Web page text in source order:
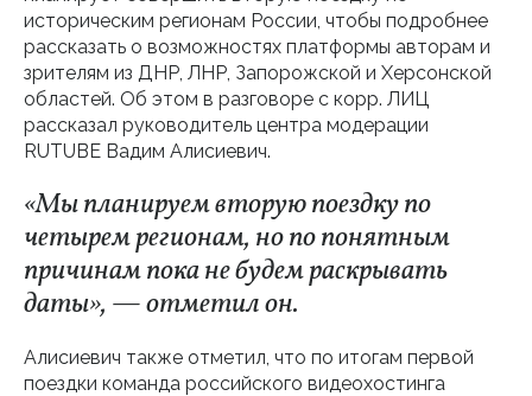
историческим регионам России, чтобы подробнее
рассказать о возможностях платформы авторам и
зрителям из ДНР, ЛНР, Запорожской и Херсонской
областей. Об этом в разговоре с корр. ЛИЦ
рассказал руководитель центра модерации
RUTUBE Вадим Алисиевич.
«Мы планируем вторую поездку по
четырем регионам, но по понятным
причинам пока не будем раскрывать
даты», — отметил он.
Алисиевич также отметил, что по итогам первой
поездки команда российского видеохостинга